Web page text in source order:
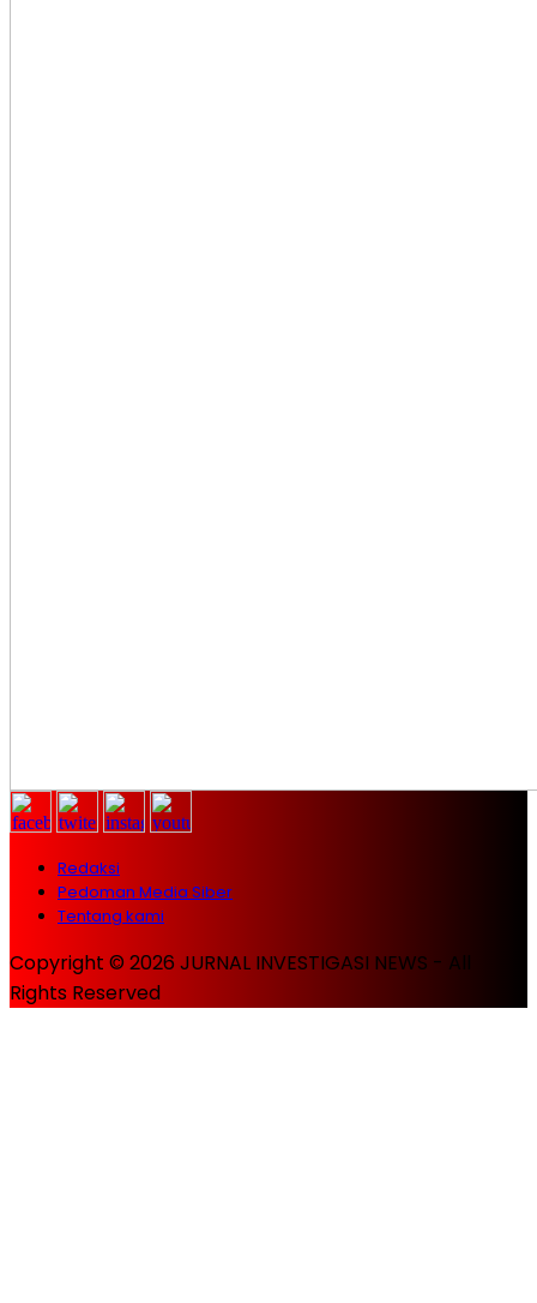
Redaksi
Pedoman Media Siber
Tentang kami
Copyright © 2026 JURNAL INVESTIGASI NEWS - All
Rights Reserved